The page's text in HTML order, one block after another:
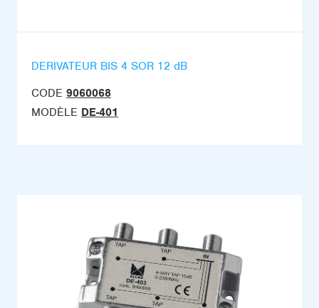
DERIVATEUR BIS 4 SOR 12 dB
CODE 9060068
MODÈLE DE-401